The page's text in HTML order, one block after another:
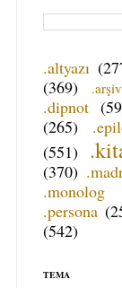
.altyazı
(369)
.arşiv
.dipnot
(265)
(551)
(370)
.monolog
.persona
(542)
TEMA